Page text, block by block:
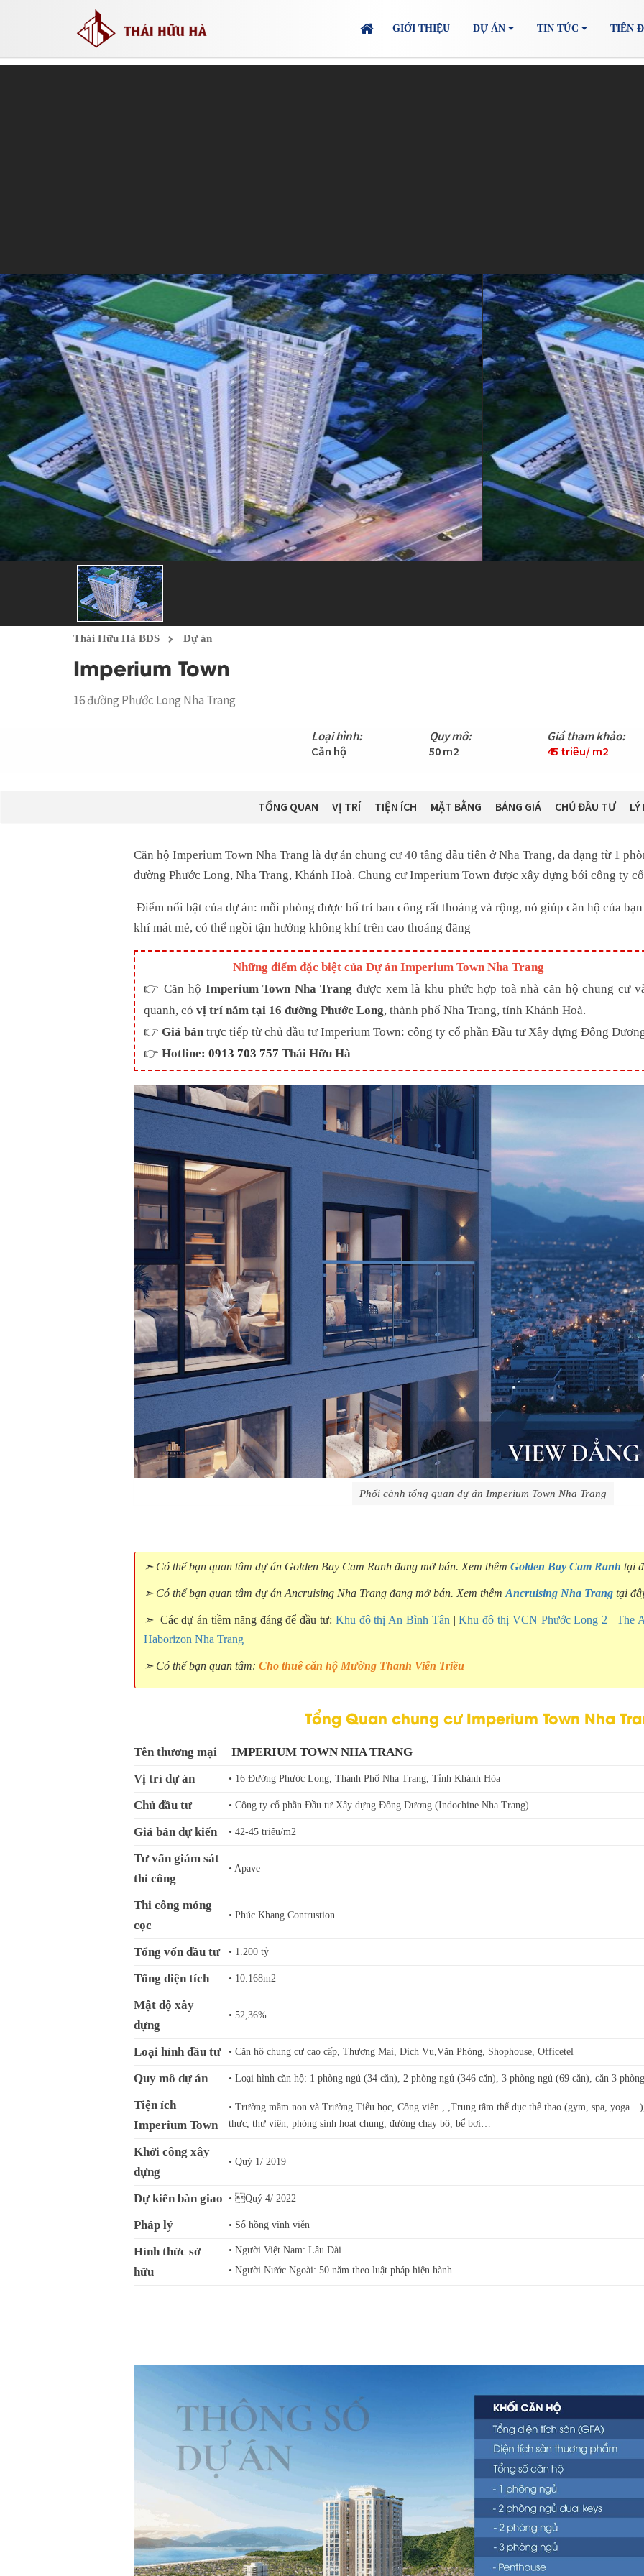
GIỚI THIỆU DỰ ÁN TIN TỨC TIẾN
Thái Hữu Hà BDS Dự án
Imperium Town
16 đường Phước Long Nha Trang
Loại hình:
Căn hộ
Quy mô:
50 m2
Giá tham khảo:
45 triêu/ m2
TỔNG QUAN VỊ TRÍ TIỆN ÍCH MẶT BẰNG BẢNG GIÁ CHỦ ĐẦU TƯ
Căn hộ Imperium Town Nha Trang là dự án chung cư 40 tầng đầu tiên ở Nha Trang, đa dạng từ 1
đường Phước Long, Nha Trang, Khánh Hoà. Chung cư Imperium Town được xây dựng bới công ty
Điểm nổi bật của dự án: mỗi phòng được bố trí ban công rất thoáng và rộng, nó giúp căn hộ của
khí mát mẻ, có thể ngồi tận hưởng không khí trên cao thoáng đãng
Những điểm đặc biệt của Dự án Imperium Town Nha Trang
👉 Căn hộ Imperium Town Nha Trang được xem là khu phức hợp toà nhà căn hộ chung cư
quanh, có vị trí nằm tại 16 đường Phước Long, thành phố Nha Trang, tỉnh Khánh Hoà.
👉 Giá bán trực tiếp từ chủ đầu tư Imperium Town: công ty cổ phần Đầu tư Xây dựng Đông
👉 Hotline: 0913 703 757 Thái Hữu Hà
Phối cảnh tổng quan dự án Imperium Town Nha Trang
➣ Có thể bạn quan tâm dự án Golden Bay Cam Ranh đang mở bán. Xem thêm Golden Bay Cam Ranh tại
➣ Có thể bạn quan tâm dự án Ancruising Nha Trang đang mở bán. Xem thêm Ancruising Nha Trang tại
➣ Các dự án tiềm năng đáng để đầu tư: Khu đô thị An Bình Tân |Khu đô thị VCN Phước Long 2 | The
Haborizon Nha Trang
➣ Có thể bạn quan tâm: Cho thuê căn hộ Mường Thanh Viễn Triều
Tổng Quan chung cư Imperium Town Nha
Tên thương mại
IMPERIUM TOWN NHA TRANG
Vị trí dự án
• 16 Đường Phước Long, Thành Phố Nha Trang, Tỉnh Khánh Hòa
Chủ đầu tư • Công ty cổ phần Đầu tư Xây dựng Đông Dương (Indochine Nha Trang)
Giá bán dự kiến • 42-45 triệu/m2
Tư vấn giám sát
thi công
• Apave
Thi công móng
cọc
• Phúc Khang Contrustion
Tổng vốn đầu tư • 1.200 tỷ
Tổng diện tích • 10.168m2
Mật độ xây
dựng
• 52,36%
Loại hình đầu tư • Căn hộ chung cư cao cấp, Thương Mại, Dịch Vụ,Văn Phòng, Shophouse, Officetel
Quy mô dự án • Loại hình căn hộ: 1 phòng ngủ (34 căn), 2 phòng ngủ (346 căn), 3 phòng ngủ (69 căn), căn 3
Tiện ích
Imperium Town
• Trường mầm non và Trường Tiểu học, Công viên , ,Trung tâm thể dục thể thao (gym, spa,
thực, thư viện, phòng sinh hoạt chung, đường chạy bộ, bể bơi…
Khởi công xây
dựng
• Quý 1/ 2019
Dự kiến bàn giao • Quý 4/ 2022
Pháp lý • Sổ hồng vĩnh viễn
Hình thức sở
hữu
• Người Việt Nam: Lâu Dài
• Người Nước Ngoài: 50 năm theo luật pháp hiện hành